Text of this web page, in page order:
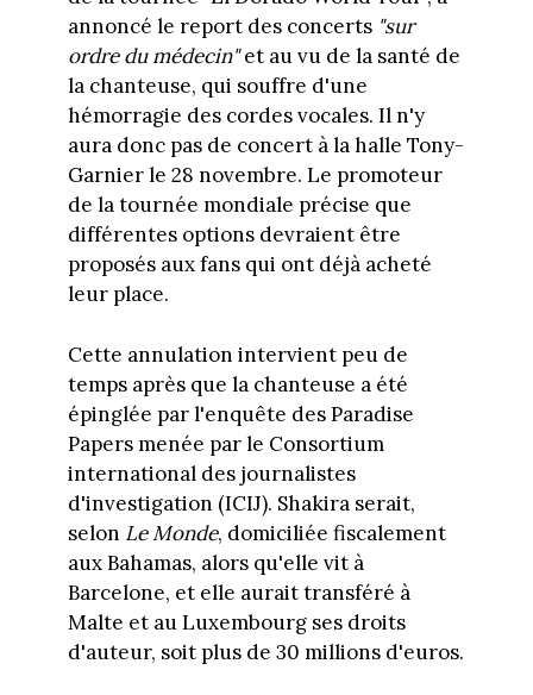
annoncé le report des concerts "sur
ordre du médecin"et au vu de la santé de
la chanteuse, qui souffre d'une
hémorragie des cordes vocales. Il n'y
aura donc pas de concert à la halle Tony-
Garnier le 28 novembre. Le promoteur
de la tournée mondiale précise que
différentes options devraient être
proposés aux fans qui ont déjà acheté
leur place.
Cette annulation intervient peu de
temps après que la chanteuse a été
épinglée par l'enquête des Paradise
Papers menée par le Consortium
international des journalistes
d'investigation (ICIJ). Shakira serait,
selon Le Monde, domiciliée fiscalement
aux Bahamas, alors qu'elle vit à
Barcelone, et elle aurait transféré à
Malte et au Luxembourg ses droits
d'auteur, soit plus de 30 millions d'euros.